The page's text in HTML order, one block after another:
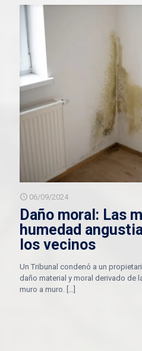
06/09/2024
Daño moral: Las
humedad
los vecinos
Un Tribunal condenó a un
daño material y moral derivado de
muro a muro. […]